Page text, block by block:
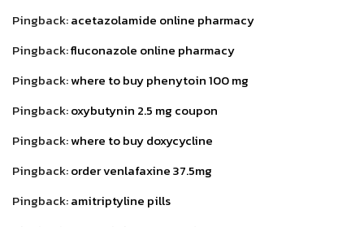
Pingback:acetazolamide online pharmacy
Pingback:fluconazole online pharmacy
Pingback:where to buy phenytoin 100 mg
Pingback:oxybutynin 2.5 mg coupon
Pingback:where to buy doxycycline
Pingback:order venlafaxine 37.5mg
Pingback:amitriptyline pills